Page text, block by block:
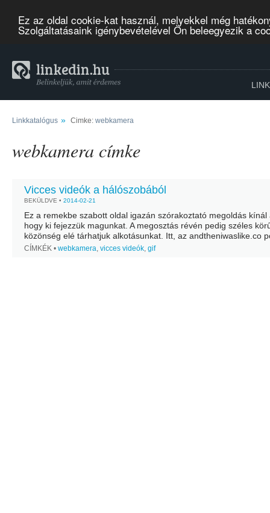
Ez az oldal cookie-kat használ, melyekkel még
Szolgáltatásaink igénybevételével Ön beleegyezik a
Linkkatalógus » Cimke: webkamera
webkamera címke
Vicces videók a hálószobából
BEKÜLDVE • 2014-02-21
Ez a remekbe szabott oldal igazán szórakoztató megoldás kínál
hogy ki fejezzük magunkat. A megosztás révén pedig széles
közönség elé tárhatjuk alkotásunkat. Itt, az andtheniwaslike.co
GIF formátumú fájl hozható létre viszont, nem...
CÍMKÉK • webkamera, vicces videók, gif